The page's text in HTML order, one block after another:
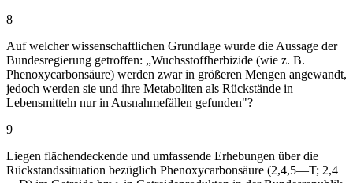
8
Auf welcher wissenschaftlichen Grundlage wurde die Aussage der
Bundesregierung getroffen: „Wuchsstoffherbizide (wie z. B.
Phenoxycarbonsäure) werden zwar in größeren Mengen angewandt,
jedoch werden sie und ihre Metaboliten als Rückstände in
Lebensmitteln nur in Ausnahmefällen gefunden"?
9
Liegen flächendeckende und umfassende Erhebungen über die
Rückstandssituation bezüglich Phenoxycarbonsäure (2,4,5—T; 2,4